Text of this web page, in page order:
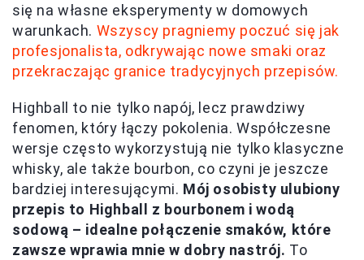
się na własne eksperymenty w domowych
warunkach. Wszyscy pragniemy poczuć się jak
profesjonalista, odkrywając nowe smaki oraz
przekraczając granice tradycyjnych przepisów.
Highball to nie tylko napój, lecz prawdziwy
fenomen, który łączy pokolenia. Współczesne
wersje często wykorzystują nie tylko klasyczne
whisky, ale także bourbon, co czyni je jeszcze
bardziej interesującymi. Mój osobisty ulubiony
przepis to Highball z bourbonem i wodą
sodową – idealne połączenie smaków, które
zawsze wprawia mnie w dobry nastrój. To